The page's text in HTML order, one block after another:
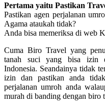
Pertama yaitu Pastikan
Pastikan agen perjalanan
Agama ataukah tidak?
Anda bisa memeriksa di web
Cuma Biro Travel yang
tanah suci yang bisa izin
Indonesia. Seandainya tidak
izin dan pastikan anda
perjalanan umroh anda
murah di banding dengan biro